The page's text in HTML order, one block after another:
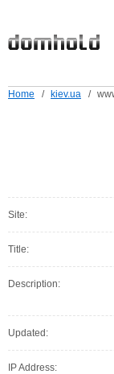
Home / kiev.ua /
Site:
Title:
Description:
Updated:
IP Address: